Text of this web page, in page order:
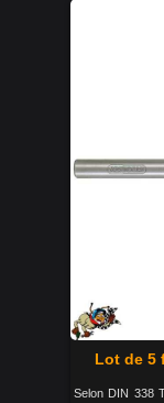
Lot de 5
Selon DIN 338